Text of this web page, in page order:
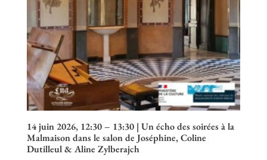
14 juin 2026, 12:30 – 13:30 | Un écho des soirées à la
Malmaison dans le salon de Joséphine, Coline
Dutilleul & Aline Zylberajch